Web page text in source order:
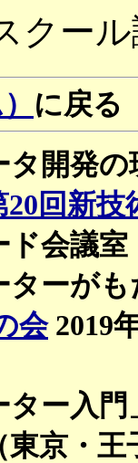
クー
に戻る
タ開発
回新
ド会議
ターが
会2019
ター入
東京・王